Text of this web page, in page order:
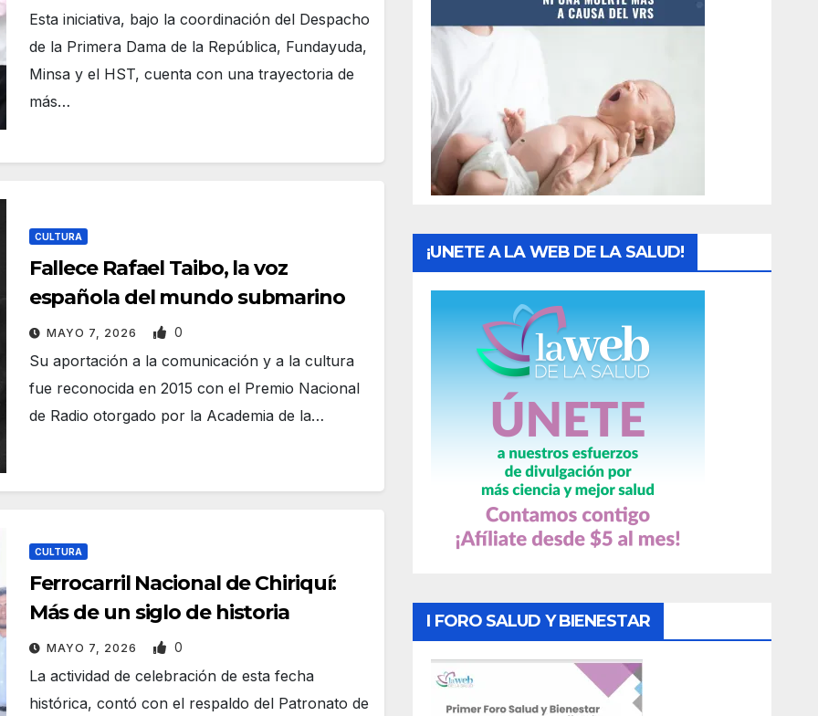
Esta iniciativa, bajo la coordinación del Despacho
de la Primera Dama de la República, Fundayuda,
Minsa y el HST, cuenta con una trayectoria de
más…
CULTURA
Fallece Rafael Taibo, la voz
española del mundo submarino
MAYO 7, 2026 0
Su aportación a la comunicación y a la cultura
fue reconocida en 2015 con el Premio Nacional
de Radio otorgado por la Academia de la…
CULTURA
Ferrocarril Nacional de Chiriquí:
Más de un siglo de historia
MAYO 7, 2026 0
La actividad de celebración de esta fecha
histórica, contó con el respaldo del Patronato de
¡UNETE A LA WEB DE LA SALUD!
I FORO SALUD Y BIENESTAR